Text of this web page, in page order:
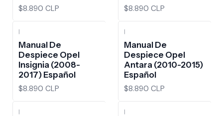
$8.890 CLP
$8.890 CLP
|
Manual De
Despiece Opel
Insignia (2008-
2017) Español
$8.890 CLP
|
Manual De
Despiece Opel
Antara (2010-2015)
Español
$8.890 CLP
| |